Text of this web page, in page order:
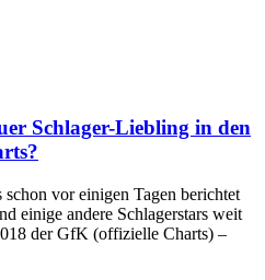
Schlager-Liebling in den
vor einigen Tagen berichtet
einige andere Schlagerstars weit
der GfK (offizielle Charts) –